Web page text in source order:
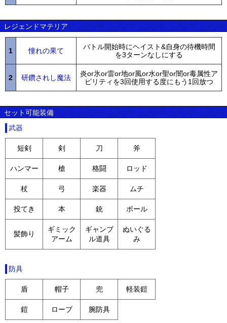
レジェンドマテリア
1 憧れの果て
バトル開始時にヘイスト&自身の待機時間
を3ターンなしにする
2 研鑽されし魔法
炎or氷or雷or地or風or水or聖or闇or毒属性ア
ビリティを3回使用する度にもう1回放つ
セット可能装備
武器
短剣 剣 刀 斧
ハンマー 槍 格闘 ロッド
杖 弓 楽器 ムチ
投てき 本 銃 ボール
髪飾り
ギミック
アーム
ギャンブ
ル道具
ぬいぐる
み
防具
盾 帽子 兜 軽装鎧
鎧 ローブ 腕防具